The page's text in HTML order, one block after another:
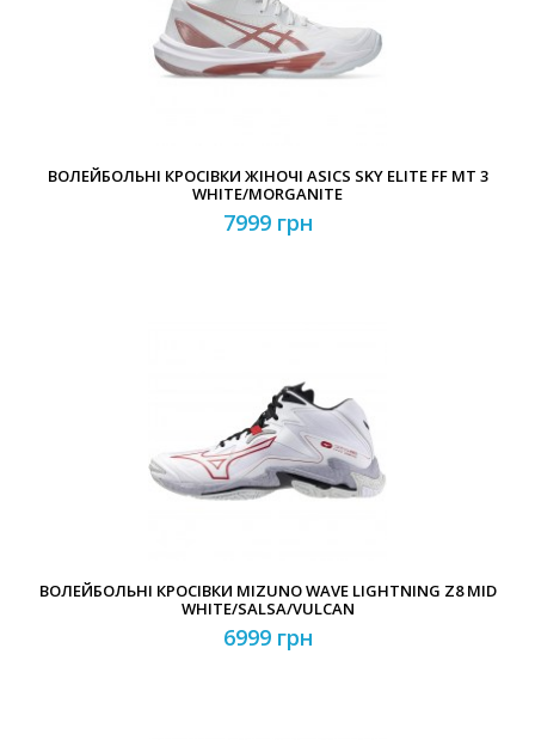
ВОЛЕЙБОЛЬНІ КРОСІВКИ ЖІНОЧІ ASICS SKY ELITE FF MT 3
WHITE/MORGANITE
7999 грн
ВОЛЕЙБОЛЬНІ КРОСІВКИ MIZUNO WAVE LIGHTNING Z8 MID
WHITE/SALSA/VULCAN
6999 грн
Забули свій пароль? Забули свій логін?